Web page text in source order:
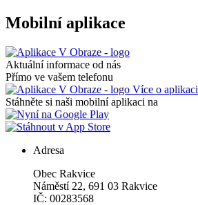
Mobilní aplikace
Aktuální informace od nás
Přímo ve vašem telefonu
Více o aplikaci
Stáhněte si naši mobilní aplikaci na
Adresa
Obec Rakvice
Náměstí 22, 691 03 Rakvice
IČ: 00283568